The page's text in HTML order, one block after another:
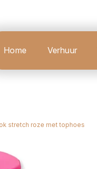
Home Verhuur
stretch roze met tophoes